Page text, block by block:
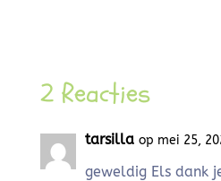
2 Reacties
tarsilla op mei 25,
geweldig Els dank